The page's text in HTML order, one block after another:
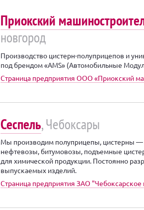
Приокский
новгород
Производство цистерн-полуприцепов и
под брендом «AMS» (Автомобильные
Страница предприятия ООО «Приокский
Сеспель, Чебоксары
Мы производим полуприцепы, цистерны
нефтевозы, битумовозы, подъемные
для химической продукции. Постоянно
выпускаемых изделий.
Страница предприятия ЗАО